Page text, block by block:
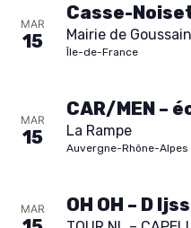
MAR
15
Casse-
Mairie de
Île-de-France
MAR
15
CAR/MEN –
La Rampe
Auvergne-Rhône-Alpes
MAR OH OH – D